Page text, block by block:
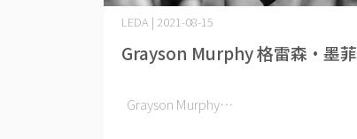
Grayson Murphy 格雷森·墨菲
LEDA | 2021-08-15
Grayson Murphy⋯